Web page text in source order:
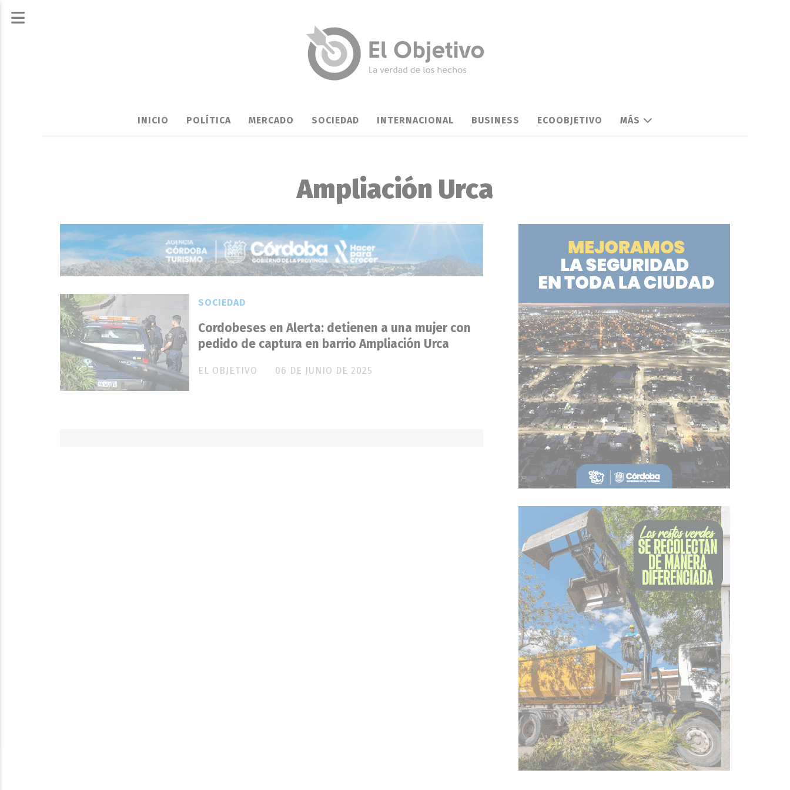
INICIO POLÍTICA MERCADO SOCIEDAD INTERNACIONAL BUSINESS ECOOBJETIVO MÁS
Ampliación Urca
Cordobeses en Alerta: detienen a una mujer con
pedido de captura en barrio Ampliación Urca
EL OBJETIVO
SOCIEDAD
06 DE JUNIO DE 2025